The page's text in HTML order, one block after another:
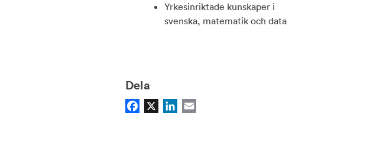
Yrkesinriktade kunskaper i
svenska, matematik och data
Dela
Facebook LinkedIn